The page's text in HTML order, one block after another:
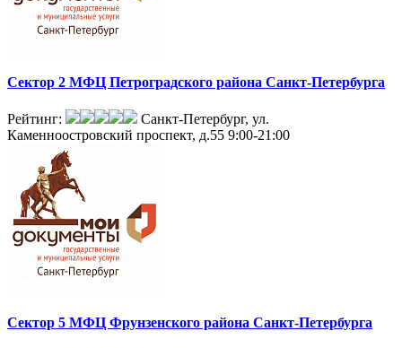
Сектор 2 МФЦ Петроградского района Санкт-Петербурга
Рейтинг:
Санкт-Петербург, ул.
Каменноостровский проспект, д.55 9:00-21:00
Сектор 5 МФЦ Фрунзенского района Санкт-Петербурга